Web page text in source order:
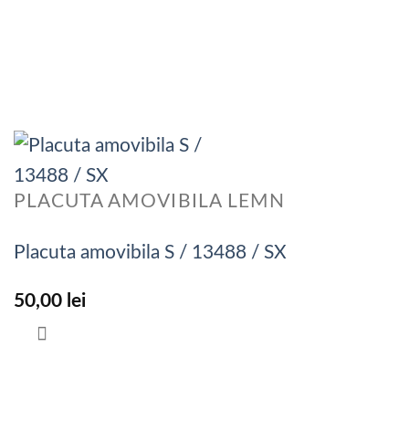
PLACUTA AMOVIBILA LEMN
Placuta amovibila S / 13488 / SX
50,00 lei